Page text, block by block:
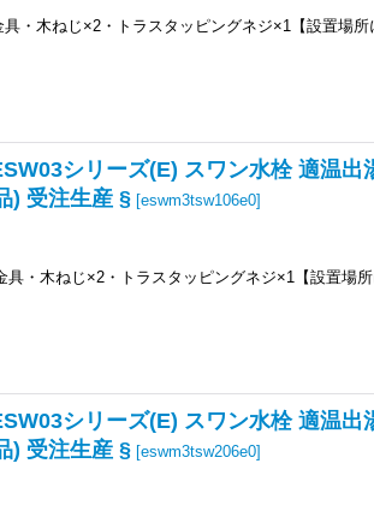
・木ねじ×2・トラスタッピングネジ×1【設置場
シリーズ(E) スワン水栓 適温出
) 受注生産 § [eswm3tsw106e0]
・木ねじ×2・トラスタッピングネジ×1【設置場
シリーズ(E) スワン水栓 適温出
) 受注生産 § [eswm3tsw206e0]